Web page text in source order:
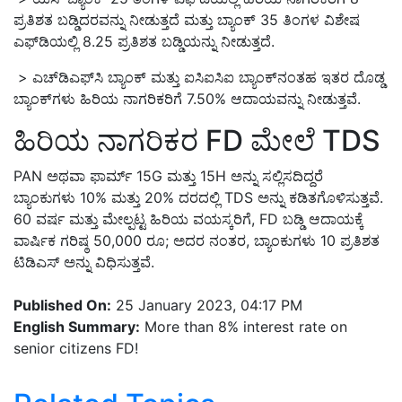
ಪ್ರತಿಶತ ಬಡ್ಡಿದರವನ್ನು ನೀಡುತ್ತದೆ ಮತ್ತು ಬ್ಯಾಂಕ್ 35 ತಿಂಗಳ ವಿಶೇಷ
ಎಫ್ಡಿಯಲ್ಲಿ 8.25 ಪ್ರತಿಶತ ಬಡ್ಡಿಯನ್ನು ನೀಡುತ್ತದೆ.
> ಎಚ್ಡಿಎಫ್ಸಿ ಬ್ಯಾಂಕ್ ಮತ್ತು ಐಸಿಐಸಿಐ ಬ್ಯಾಂಕ್ನಂತಹ ಇತರ ದೊಡ್ಡ
ಬ್ಯಾಂಕ್ಗಳು ಹಿರಿಯ ನಾಗರಿಕರಿಗೆ 7.50% ಆದಾಯವನ್ನು ನೀಡುತ್ತವೆ.
ಹಿರಿಯ ನಾಗರಿಕರ FD ಮೇಲೆ TDS
PAN ಅಥವಾ ಫಾರ್ಮ್ 15G ಮತ್ತು 15H ಅನ್ನು ಸಲ್ಲಿಸದಿದ್ದರೆ
ಬ್ಯಾಂಕುಗಳು 10% ಮತ್ತು 20% ದರದಲ್ಲಿ TDS ಅನ್ನು ಕಡಿತಗೊಳಿಸುತ್ತವೆ.
60 ವರ್ಷ ಮತ್ತು ಮೇಲ್ಪಟ್ಟ ಹಿರಿಯ ವಯಸ್ಕರಿಗೆ, FD ಬಡ್ಡಿ ಆದಾಯಕ್ಕೆ
ವಾರ್ಷಿಕ ಗರಿಷ್ಠ 50,000 ರೂ; ಅದರ ನಂತರ, ಬ್ಯಾಂಕುಗಳು 10 ಪ್ರತಿಶತ
ಟಿಡಿಎಸ್ ಅನ್ನು ವಿಧಿಸುತ್ತವೆ.
Published On: 25 January 2023, 04:17 PM
English Summary: More than 8% interest rate on
senior citizens FD!